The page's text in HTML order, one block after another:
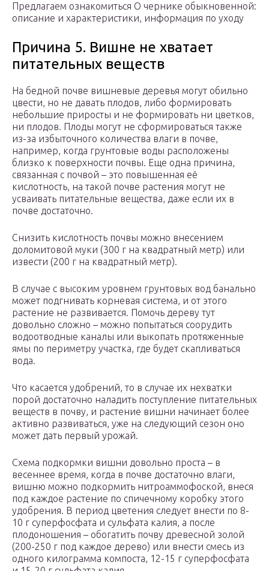
Предлагаем ознакомиться О чернике обыкновенной:
описание и характеристики, информация по уходу
Причина 5. Вишне не хватает
питательных веществ
На бедной почве вишневые деревья могут обильно
цвести, но не давать плодов, либо формировать
небольшие приросты и не формировать ни цветков,
ни плодов. Плоды могут не сформироваться также
из-за избыточного количества влаги в почве,
например, когда грунтовые воды расположены
близко к поверхности почвы. Еще одна причина,
связанная с почвой – это повышенная её
кислотность, на такой почве растения могут не
усваивать питательные вещества, даже если их в
почве достаточно.
Снизить кислотность почвы можно внесением
доломитовой муки (300 г на квадратный метр) или
извести (200 г на квадратный метр).
В случае с высоким уровнем грунтовых вод банально
может подгнивать корневая система, и от этого
растение не развивается. Помочь дереву тут
довольно сложно – можно попытаться соорудить
водоотводные каналы или выкопать протяженные
ямы по периметру участка, где будет скапливаться
вода.
Что касается удобрений, то в случае их нехватки
порой достаточно наладить поступление питательных
веществ в почву, и растение вишни начинает более
активно развиваться, уже на следующий сезон оно
может дать первый урожай.
Схема подкормки вишни довольно проста – в
весеннее время, когда в почве достаточно влаги,
вишню можно подкормить нитроаммофоской, внеся
под каждое растение по спичечному коробку этого
удобрения. В период цветения следует внести по 8-
10 г суперфосфата и сульфата калия, а после
плодоношения – обогатить почву древесной золой
(200-250 г под каждое дерево) или внести смесь из
одного килограмма компоста, 12-15 г суперфосфата